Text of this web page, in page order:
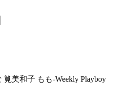
美和子 もも-Weekly Playboy